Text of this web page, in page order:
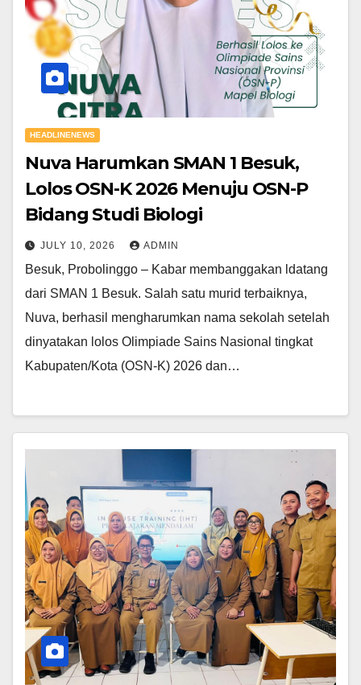
HEADLINENEWS
Nuva Harumkan SMAN 1 Besuk,
Lolos OSN-K 2026 Menuju OSN-P
Bidang Studi Biologi
JULY 10, 2026 ADMIN
Besuk, Probolinggo – Kabar membanggakan ldatang
dari SMAN 1 Besuk. Salah satu murid terbaiknya,
Nuva, berhasil mengharumkan nama sekolah setelah
dinyatakan lolos Olimpiade Sains Nasional tingkat
Kabupaten/Kota (OSN-K) 2026 dan…